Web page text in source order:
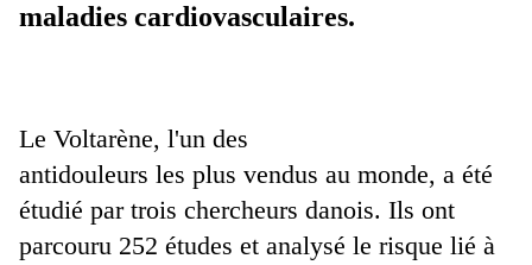
maladies cardiovasculaires.
Le Voltarène, l'un des
antidouleurs les plus vendus au monde, a été
étudié par trois chercheurs danois. Ils ont
parcouru 252 études et analysé le risque lié à